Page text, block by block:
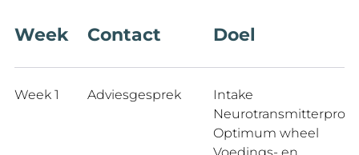
Week Contact Doel
Week 1 Adviesgesprek
Intake
Optimum wheel